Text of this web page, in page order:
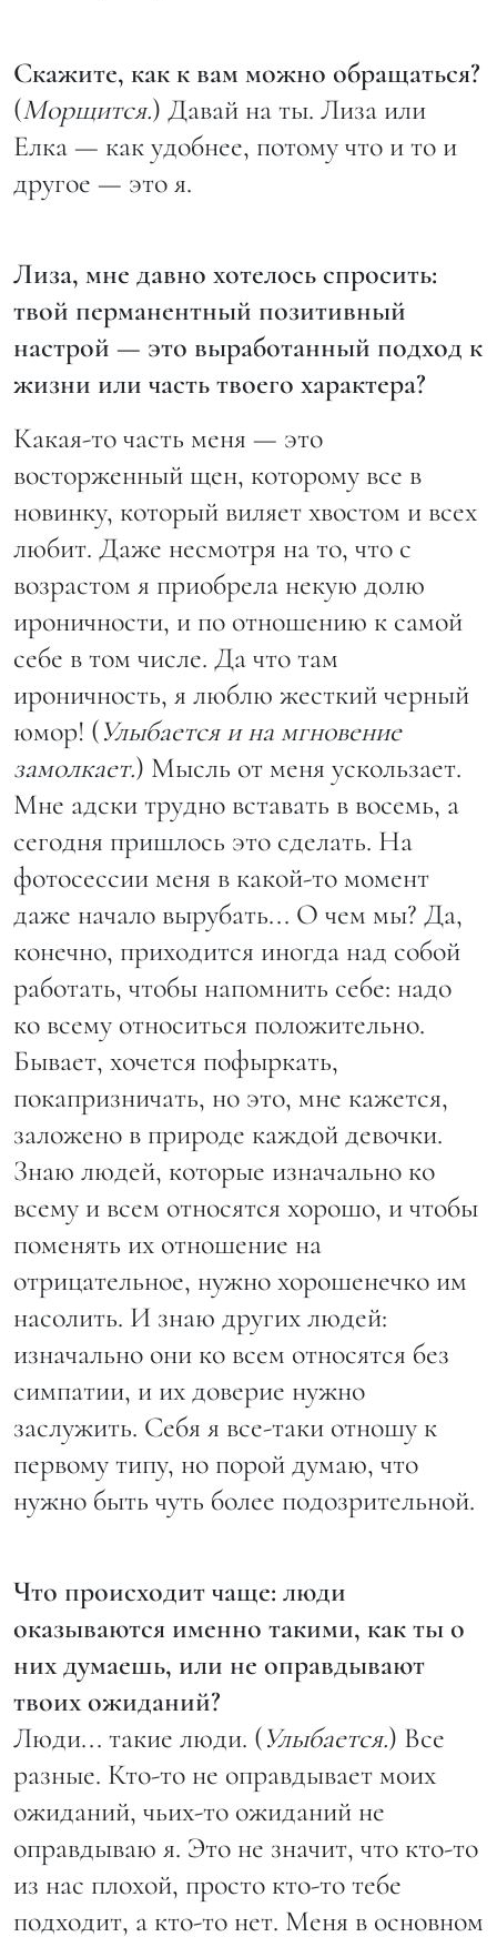
Скажите, как к вам можно обращаться?
(Морщится.) Давай на ты. Лиза или
Елка — как удобнее, потому что и то и
другое — это я.
Лиза, мне давно хотелось спросить:
твой перманентный позитивный
настрой — это выработанный подход к
жизни или часть твоего характера?
Какая-то часть меня — это
восторженный щен, которому все в
новинку, который виляет хвостом и всех
любит. Даже несмотря на то, что с
возрастом я приобрела некую долю
ироничности, и по отношению к самой
себе в том числе. Да что там
ироничность, я люблю жесткий черный
юмор! (Улыбается и на мгновение
замолкает.) Мысль от меня ускользает.
Мне адски трудно вставать в восемь, а
сегодня пришлось это сделать. На
фотосессии меня в какой-то момент
даже начало вырубать... О чем мы? Да,
конечно, приходится иногда над собой
работать, чтобы напомнить себе: надо
ко всему относиться положительно.
Бывает, хочется пофыркать,
покапризничать, но это, мне кажется,
заложено в природе каждой девочки.
Знаю людей, которые изначально ко
всему и всем относятся хорошо, и чтобы
поменять их отношение на
отрицательное, нужно хорошенечко им
насолить. И знаю других людей:
изначально они ко всем относятся без
симпатии, и их доверие нужно
заслужить. Себя я все-таки отношу к
первому типу, но порой думаю, что
нужно быть чуть более подозрительной.
Что происходит чаще: люди
оказываются именно такими, как ты о
них думаешь, или не оправдывают
твоих ожиданий?
Люди... такие люди. (Улыбается.) Все
разные. Кто-то не оправдывает моих
ожиданий, чьих-то ожиданий не
оправдываю я. Это не значит, что кто-то
из нас плохой, просто кто-то тебе
подходит, а кто-то нет. Меня в основном